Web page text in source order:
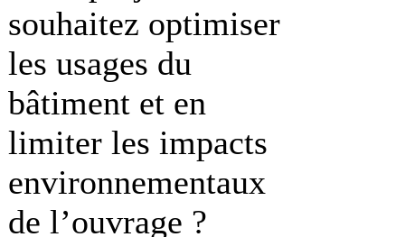
souhaitez optimiser
les usages du
bâtiment et en
limiter les impacts
environnementaux
de l’ouvrage ?